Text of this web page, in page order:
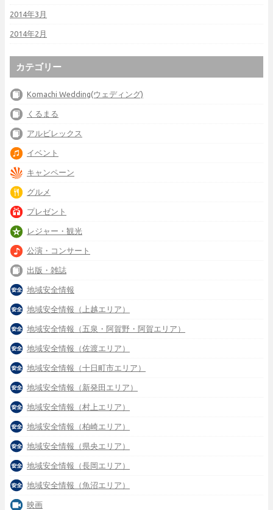
2014年3月
2014年2月
カテゴリー
Komachi Wedding(ウェディング)
くるまる
アルビレックス
イベント
キャンペーン
グルメ
プレゼント
レジャー・観光
公演・コンサート
出版・雑誌
地域安全情報
地域安全情報（上越エリア）
地域安全情報（五泉・阿賀野・阿賀エリア）
地域安全情報（佐渡エリア）
地域安全情報（十日町市エリア）
地域安全情報（新発田エリア）
地域安全情報（村上エリア）
地域安全情報（柏崎エリア）
地域安全情報（県央エリア）
地域安全情報（長岡エリア）
地域安全情報（魚沼エリア）
映画